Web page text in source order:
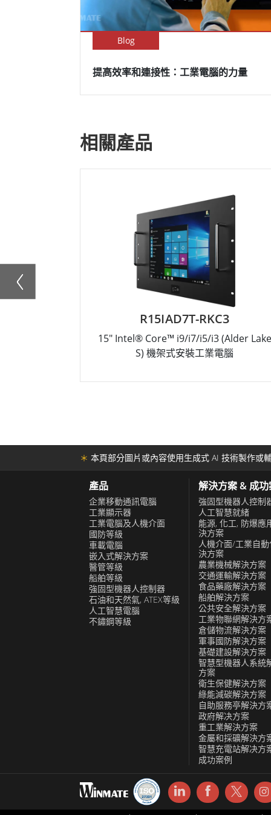
Blog
提高效率和連接性：工業電腦的力量
相關產品
R15IAD7T-RKC3
15" Intel® Core™ i9/i7/i5/i3 (Alder Lake
S) 機架式安裝工業電腦
＊ 本頁部分圖片或內容使用生成式 AI 技術製作或
產品
企業移動通訊電腦
工業顯示器
工業電腦及人機介面
國防等級
車載電腦
嵌入式解決方案
醫管等級
船舶等級
強固型機器人控制器
石油和天然氣, ATEX等級
人工智慧電腦
不鏽鋼等級
解決方案 & 成
強固型機器人控制
人工智慧就緒
能源, 化工, 防爆應
決方案
人機介面/工業自
決方案
農業機械解決方案
交通運輸解決方案
食品藥廠解決方案
船舶解決方案
公共安全解決方案
工業物聯網解決方
倉儲物流解決方案
軍事國防解決方案
基礎建設解決方案
智慧型機器人系統
方案
衛生保健解決方案
綠能減碳解決方案
自助服務亭解決方
政府解决方案
重工業解決方案
金屬和採礦解決方
智慧充電站解决方
成功案例